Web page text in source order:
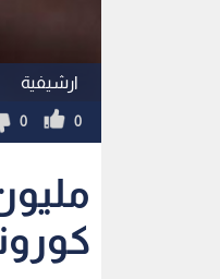
ارشيفية
0
0